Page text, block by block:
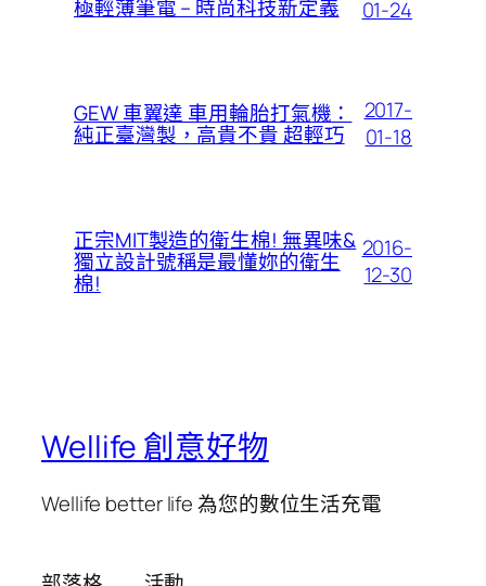
極輕薄筆電 – 時尚科技新定義
01-24
GEW 車翼達 車用輪胎打氣機：
純正臺灣製，高貴不貴 超輕巧
2017-
01-18
正宗MIT製造的衛生棉! 無異味&
獨立設計號稱是最懂妳的衛生
棉!
2016-
12-30
Wellife 創意好物
Wellife better life 為您的數位生活充電